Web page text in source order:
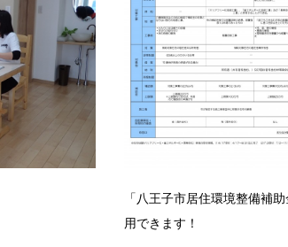
「八王子市居住環境整備補
用できます！